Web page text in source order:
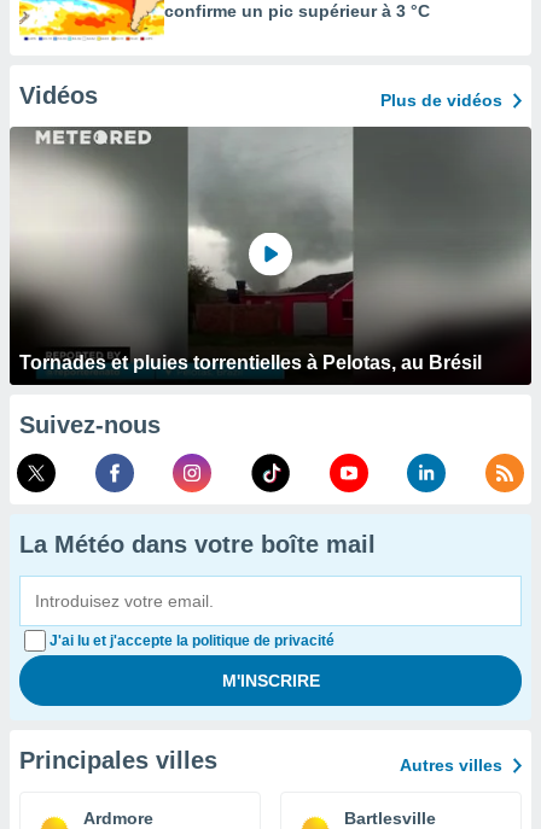
confirme un pic supérieur à 3 °C
Vidéos Plus de vidéos
Tornades et pluies torrentielles à Pelotas, au Brésil
Suivez-nous
La Météo dans votre boîte mail
J'ai lu et j'accepte la politique de privacité
Principales villes Autres villes
Ardmore Bartlesville